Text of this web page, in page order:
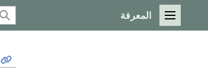
القائمة الرئيسية
المعرفة